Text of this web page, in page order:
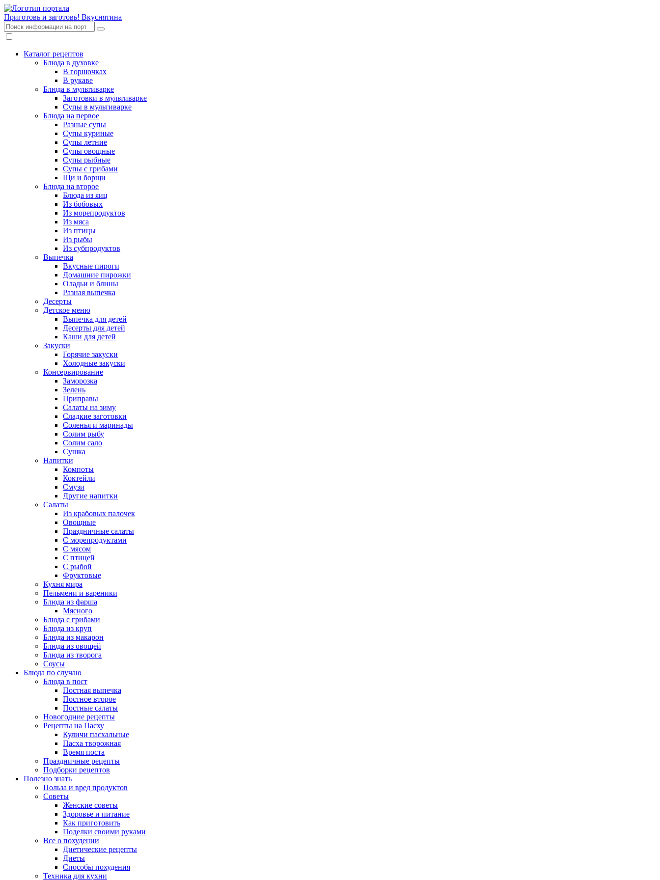
Приготовь и заготовь! Вкуснятина
Каталог рецептов
Блюда в духовке
В горшочках
В рукаве
Блюда в мультиварке
Заготовки в мультиварке
Супы в мультиварке
Блюда на первое
Разные супы
Супы куриные
Супы летние
Супы овощные
Супы рыбные
Супы с грибами
Щи и борщи
Блюда на второе
Блюда из яиц
Из бобовых
Из морепродуктов
Из мяса
Из птицы
Из рыбы
Из субпродуктов
Выпечка
Вкусные пироги
Домашние пирожки
Оладьи и блины
Разная выпечка
Десерты
Детское меню
Выпечка для детей
Десерты для детей
Каши для детей
Закуски
Горячие закуски
Холодные закуски
Консервирование
Заморозка
Зелень
Приправы
Салаты на зиму
Сладкие заготовки
Соленья и маринады
Солим рыбу
Солим сало
Сушка
Напитки
Компоты
Коктейли
Смузи
Другие напитки
Салаты
Из крабовых палочек
Овощные
Праздничные салаты
С морепродуктами
С мясом
С птицей
С рыбой
Фруктовые
Кухня мира
Пельмени и вареники
Блюда из фарша
Мясного
Блюда с грибами
Блюда из круп
Блюда из макарон
Блюда из овощей
Блюда из творога
Соусы
Блюда по случаю
Блюда в пост
Постная выпечка
Постное второе
Постные салаты
Новогодние рецепты
Рецепты на Пасху
Куличи пасхальные
Пасха творожная
Время поста
Праздничные рецепты
Подборки рецептов
Полезно знать
Польза и вред продуктов
Советы
Женские советы
Здоровье и питание
Как приготовить
Поделки своими руками
Все о похудении
Диетические рецепты
Диеты
Способы похудения
Техника для кухни